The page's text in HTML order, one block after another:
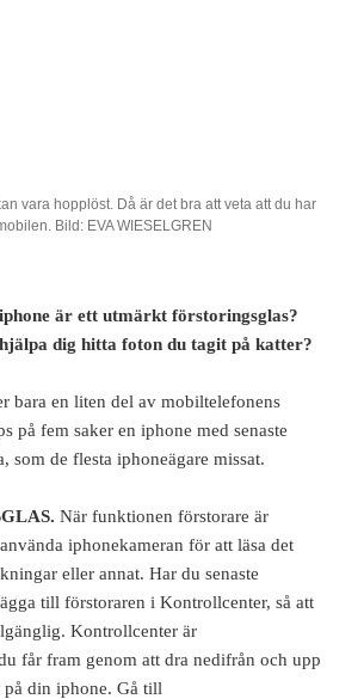
vara hopplöst. Då är det bra att veta att du har
Bild: EVA WIESELGREN
är ett utmärkt förstoringsglas?
dig hitta foton du tagit på katter?
bara en liten del av mobiltelefonens
på fem saker en iphone med senaste
som de flesta iphoneägare missat.
När funktionen förstorare är
iphonekameran för att läsa det
eller annat. Har du senaste
till förstoraren i Kontrollcenter, så att
Kontrollcenter är
får fram genom att dra nedifrån och upp
på din iphone. Gå till